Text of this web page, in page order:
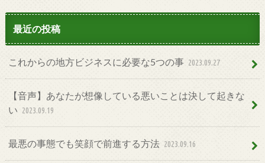
最近の投稿
これからの地方ビジネスに必要な5つの事 2023.09.27
【音声】あなたが想像している悪いことは決して起きな
い 2023.09.19
最悪の事態でも笑顔で前進する方法 2023.09.16